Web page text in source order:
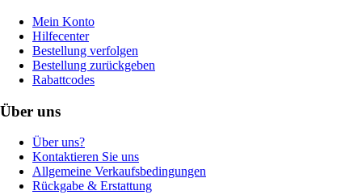
Mein Konto
Hilfecenter
Bestellung verfolgen
Bestellung zurückgeben
Rabattcodes
Über uns
Über uns?
Kontaktieren Sie uns
Allgemeine Verkaufsbedingungen
Rückgabe & Erstattung